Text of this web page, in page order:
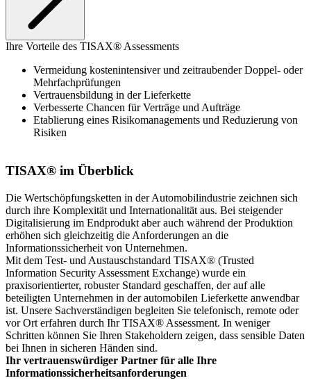
Ihre Vorteile des TISAX® Assessments
Vermeidung kostenintensiver und zeitraubender Doppel- oder
Mehrfachprüfungen
Vertrauensbildung in der Lieferkette
Verbesserte Chancen für Verträge und Aufträge
Etablierung eines Risikomanagements und Reduzierung von
Risiken
TISAX® im Überblick
Die Wertschöpfungsketten in der Automobilindustrie zeichnen sich
durch ihre Komplexität und Internationalität aus. Bei steigender
Digitalisierung im Endprodukt aber auch während der Produktion
erhöhen sich gleichzeitig die Anforderungen an die
Informationssicherheit von Unternehmen.
Mit dem Test- und Austauschstandard TISAX® (Trusted
Information Security Assessment Exchange) wurde ein
praxisorientierter, robuster Standard geschaffen, der auf alle
beteiligten Unternehmen in der automobilen Lieferkette anwendbar
ist. Unsere Sachverständigen begleiten Sie telefonisch, remote oder
vor Ort erfahren durch Ihr TISAX® Assessment. In weniger
Schritten können Sie Ihren Stakeholdern zeigen, dass sensible Daten
bei Ihnen in sicheren Händen sind.
Ihr vertrauenswürdiger Partner für alle Ihre
Informationssicherheitsanforderungen